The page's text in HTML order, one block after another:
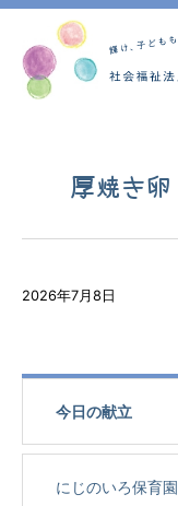
厚焼き卵
2026年7月8日
今日の献立
にじのいろ保育園